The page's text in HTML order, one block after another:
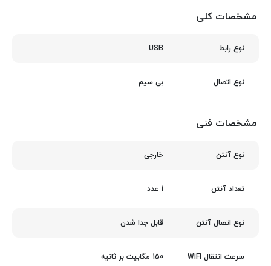
مشخصات کلی
نوع رابط USB
نوع اتصال بی سیم
مشخصات فنی
نوع آنتن خارجی
تعداد آنتن 1 عدد
نوع اتصال آنتن قابل جدا شدن
سرعت انتقال WiFi 150 مگابیت بر ثانیه